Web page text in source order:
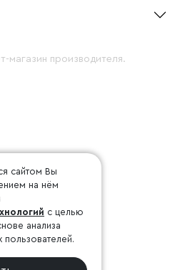
магазин производителя.
сайтом Вы
на нём
с целью
анализа
пользователей.